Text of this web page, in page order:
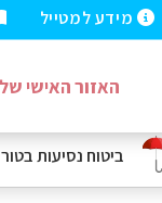
ביטוח נסיעות
מידע למטייל
האזור האישי